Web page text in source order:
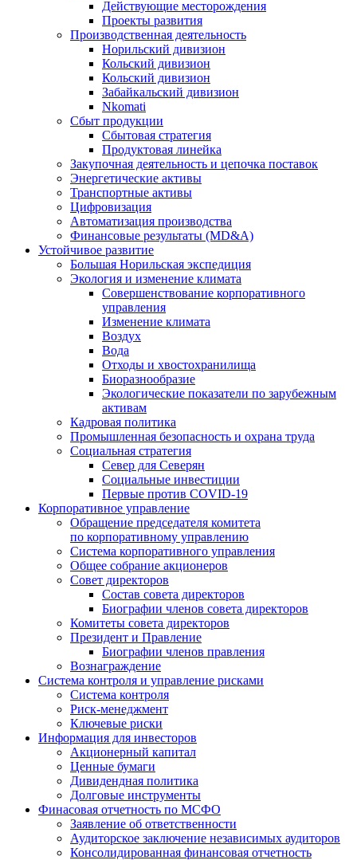
Действующие месторождения
Проекты развития
Производственная деятельность
Норильский дивизион
Кольский дивизион
Кольский дивизион
Забайкальский дивизион
Nkomati
Сбыт продукции
Сбытовая стратегия
Продуктовая линейка
Закупочная деятельность и цепочка поставок
Энергетические активы
Транспортные активы
Цифровизация
Автоматизация производства
Финансовые результаты (MD&A)
Устойчивое развитие
Большая Норильская экспедиция
Экология и изменение климата
Совершенствование корпоративного
управления
Изменение климата
Воздух
Вода
Отходы и хвостохранилища
Биоразнообразие
Экологические показатели по зарубежным
активам
Кадровая политика
Промышленная безопасность и охрана труда
Социальная стратегия
Север для Северян
Социальные инвестиции
Первые против COVID‑19
Корпоративное управление
Обращение председателя комитета
по корпоративному управлению
Система корпоративного управления
Общее собрание акционеров
Совет директоров
Состав совета директоров
Биографии членов совета директоров
Комитеты совета директоров
Президент и Правление
Биографии членов правления
Вознаграждение
Система контроля и управление рисками
Система контроля
Риск-менеджмент
Ключевые риски
Информация для инвесторов
Акционерный капитал
Ценные бумаги
Дивидендная политика
Долговые инструменты
Финасовая отчетность по МСФО
Заявление об ответственности
Аудиторское заключение независимых аудиторов
Консолидированная финансовая отчетность